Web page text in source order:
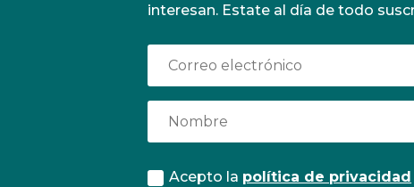
interesan. Estate al día de todo
Acepto la política de privacidad